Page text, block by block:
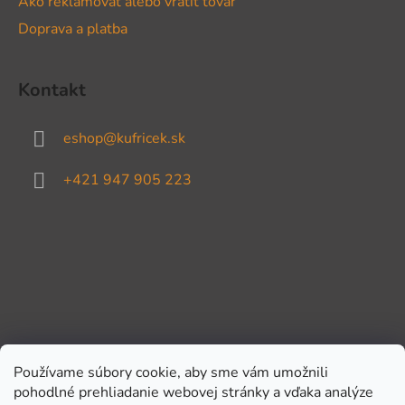
Používame súbory cookie, aby sme vám umožnili
pohodlné prehliadanie webovej stránky a vďaka analýze
Doprava a platba
Kontakt
eshop@kufricek.sk
+421 947 905 223